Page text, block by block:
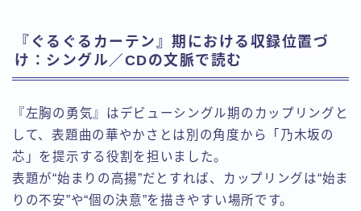
『ぐるぐるカーテン』期における収録位置づ
け：シングル／CDの文脈で読む
『左胸の勇気』はデビューシングル期のカップリングと
して、表題曲の華やかさとは別の角度から「乃木坂の
芯」を提示する役割を担いました。
表題が“始まりの高揚”だとすれば、カップリングは“始ま
りの不安”や“個の決意”を描きやすい場所です。